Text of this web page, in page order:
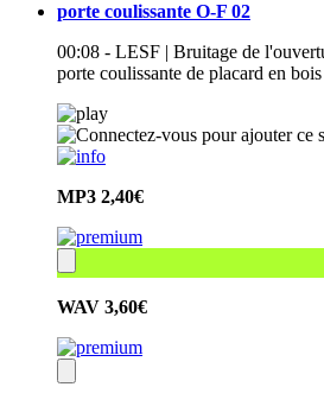
porte coulissante O-F 02
00:08 - LESF | Bruitage de
porte coulissante de placard en
MP3 2,40€
WAV 3,60€